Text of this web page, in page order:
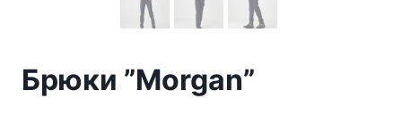
Брюки ”Morgan”